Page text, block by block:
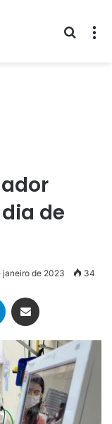
de
de 2023 34
Telegram